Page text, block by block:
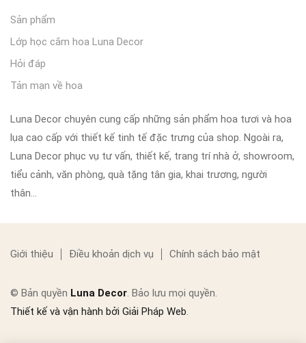
Sản phẩm
Lớp học cắm hoa Luna Decor
Hỏi đáp
Tản mạn về hoa
Luna Decor chuyên cung cấp những sản phẩm hoa tươi và hoa
lụa cao cấp với thiết kế tinh tế đặc trưng của shop. Ngoài ra,
Luna Decor phục vụ tư vấn, thiết kế, trang trí nhà ở, showroom,
tiểu cảnh, văn phòng, quà tặng tân gia, khai trương, người
thân…
© Bản quyền Luna Decor. Bảo lưu mọi quyền.
Thiết kế và vận hành bởi Giải Pháp Web.
Giới thiệu Điều khoản dịch vụ Chính sách bảo mật